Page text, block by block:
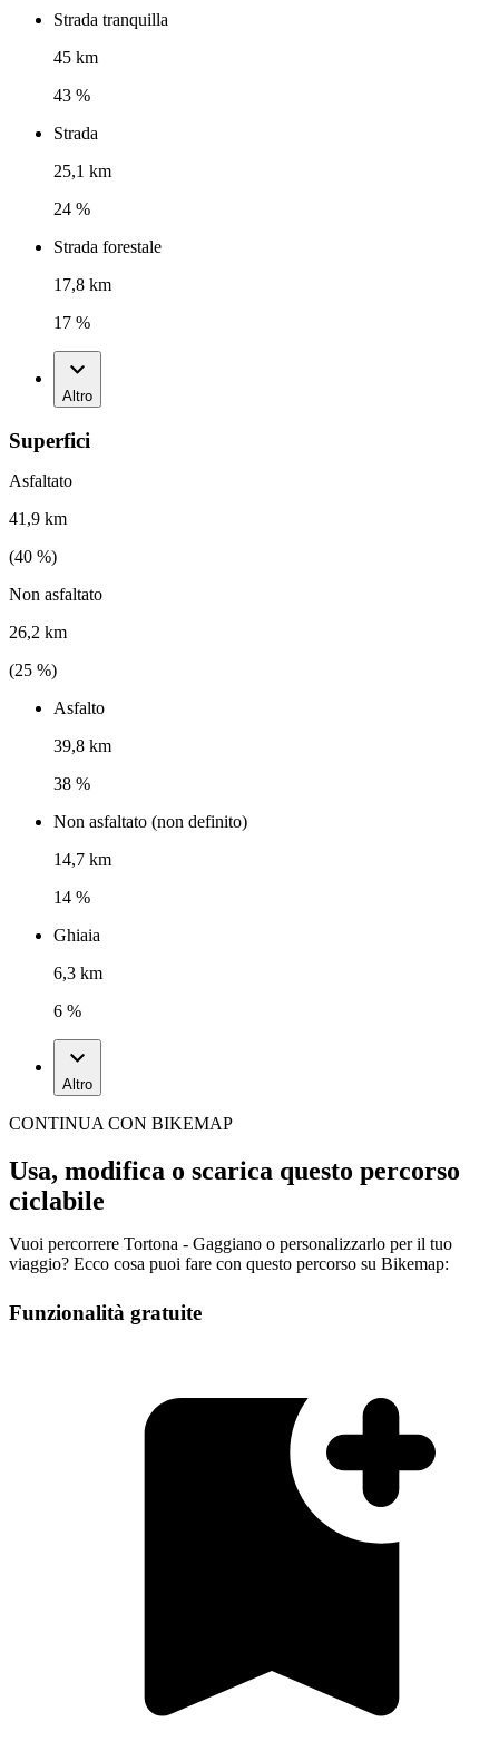
Strada tranquilla
45 km
43 %
Strada
25,1 km
24 %
Strada forestale
17,8 km
17 %
Altro
Superfici
Asfaltato
41,9 km
(40 %)
Non asfaltato
26,2 km
(25 %)
Asfalto
39,8 km
38 %
Non asfaltato (non definito)
14,7 km
14 %
Ghiaia
6,3 km
6 %
Altro
CONTINUA CON BIKEMAP
Usa, modifica o scarica questo percorso
ciclabile
Vuoi percorrere Tortona - Gaggiano o personalizzarlo per il tuo
viaggio? Ecco cosa puoi fare con questo percorso su Bikemap:
Funzionalità gratuite